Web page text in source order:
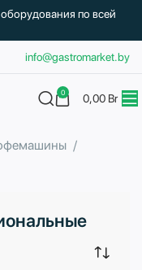
info@gastromarket.by
0 0,00 Br
по всей